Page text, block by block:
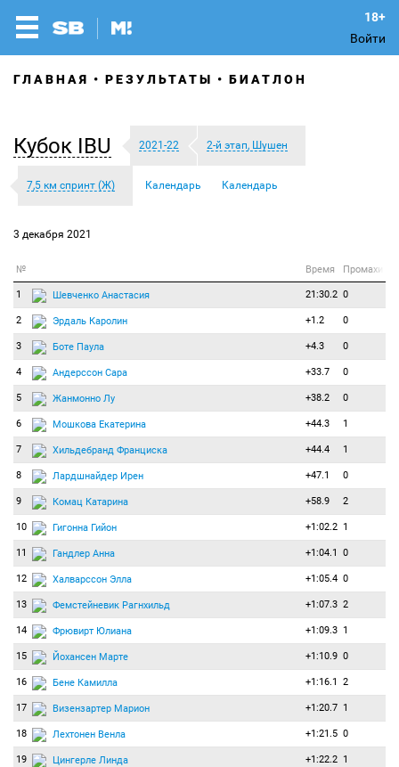
Войти
ГЛАВНАЯ РЕЗУЛЬТАТЫ БИАТЛОН
Кубок IBU 2021-22 2-й этап, Шушен
7,5 км спринт (Ж) Календарь Календарь
3 декабря 2021
№ Время Промахи
1 Шевченко Анастасия 21:30.2 0
2 Эрдаль Каролин +1.2 0
3 Боте Паула +4.3 0
4 Андерссон Сара +33.7 0
5 Жанмонно Лу +38.2 0
6 Мошкова Екатерина +44.3 1
7 Хильдебранд Франциска +44.4 1
8 Лардшнайдер Ирен +47.1 0
9 Комац Катарина +58.9 2
10 Гигонна Гийон +1:02.2 1
11 Гандлер Анна +1:04.1 0
12 Халварссон Элла +1:05.4 0
13 Фемстейневик Рагнхильд +1:07.3 2
14 Фрювирт Юлиана +1:09.3 1
15 Йохансен Марте +1:10.9 0
16 Бене Камилла +1:16.1 2
17 Визензартер Марион +1:20.7 1
18 Лехтонен Венла +1:21.5 0
19 Цингерле Линда +1:22.2 1